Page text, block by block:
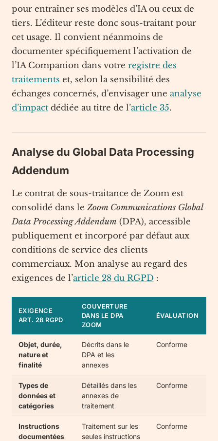
pour entraîner ses modèles d’IA ou ceux de
tiers. L’éditeur reste donc sous-traitant pour
cet usage. Il convient néanmoins de
documenter spécifiquement l’activation de
l’IA Companion dans votre registre des
traitements et, selon la sensibilité des
échanges concernés, d’envisager une analyse
d’impact dédiée au titre de l’article 35.
Analyse du Global Data Processing
Addendum
Le contrat de sous-traitance de Zoom est
consolidé dans le Zoom Communications Global
Data Processing Addendum (DPA), accessible
publiquement et incorporé par défaut aux
conditions de service des clients
commerciaux. Mon analyse au regard des
exigences de l’article 28 du RGPD :
EXIGENCE
ART. 28 RGPD
COUVERTURE
DANS LE DPA
ZOOM
ÉVALUATION
Objet, durée,
nature et
finalité
Décrits dans le
DPA et les
annexes
Conforme
Types de
données et
catégories
Détaillés dans les
annexes de
traitement
Conforme
Instructions
documentées
Traitement sur les
seules instructions
Conforme